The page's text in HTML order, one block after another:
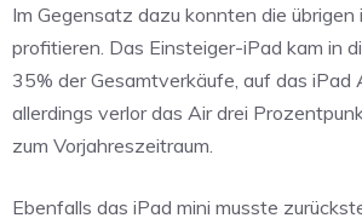
Im Gegensatz dazu konnten die
profitieren. Das Einsteiger-iPad kam in
35% der Gesamtverkäufe, auf das iPad
allerdings verlor das Air drei
zum Vorjahreszeitraum.
Ebenfalls das iPad mini musste